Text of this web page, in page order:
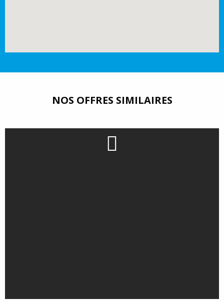
NOS OFFRES SIMILAIRES